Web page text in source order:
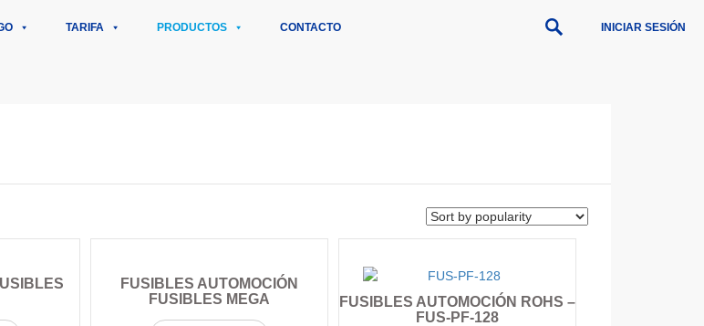
TARIFA PRODUCTOS CONTACTO INICIAR SESIÓN
FUSIBLES AUTOMOCIÓN
FUSIBLES MEGA
FUSIBLES AUTOMOCIÓN ROHS –
FUS-PF-128